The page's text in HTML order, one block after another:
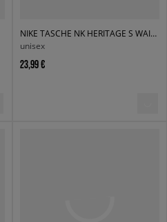
NIKE TASCHE NK HERITAGE S WAISTPACK 2.0
unisex
23,99 €